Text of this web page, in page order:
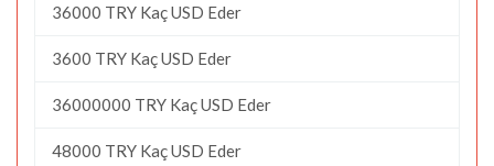
36000 TRY Kaç USD Eder
3600 TRY Kaç USD Eder
36000000 TRY Kaç USD Eder
48000 TRY Kaç USD Eder